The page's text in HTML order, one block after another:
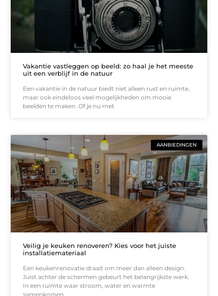
Vakantie vastleggen op beeld: zo haal je het meeste
uit een verblijf in de natuur
Een vakantie in de natuur biedt niet alleen rust en ruimte,
maar ook eindeloos veel mogelijkheden om mooie
beelden te maken. Of je nu met
AANBIEDINGEN
Veilig je keuken renoveren? Kies voor het juiste
installatiemateriaal
Een keukenrenovatie draait om meer dan alleen design.
Juist achter de schermen gebeurt het belangrijkste werk.
In een ruimte waar stroom, water en warmte
samenkomen,